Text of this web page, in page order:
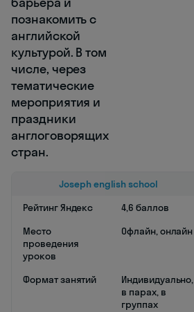
познакомить с
английской
культурой. В том
числе, через
тематические
мероприятия и
праздники
англоговорящих
стран.
Joseph english school
Рейтинг Яндекс
4,6 баллов
Место
проведения
уроков
Офлайн, онлайн
Формат занятий
Индивидуально,
в парах, в
группах